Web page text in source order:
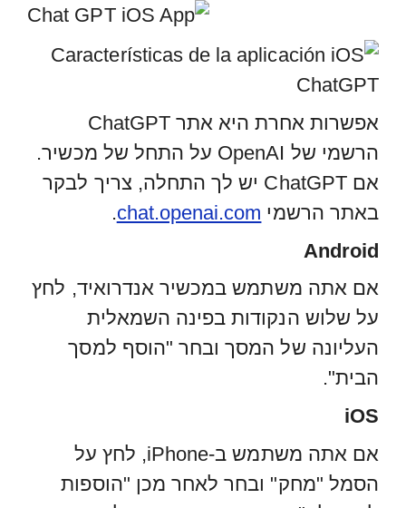
אפשרות אחרת היא אתר ChatGPT
הרשמי של OpenAI על התחל של מכשיר.
אם ChatGPT יש לך התחלה, צריך לבקר
באתר הרשמי chat.openai.com
.
Android
אם אתה משתמש במכשיר אנדרואיד, לחץ
על שלוש הנקודות בפינה השמאלית
העליונה של המסך ובחר "הוסף למסך
הבית".
iOS
אם אתה משתמש ב-iPhone, לחץ על
הסמל "מחק" ובחר לאחר מכן "הוספות